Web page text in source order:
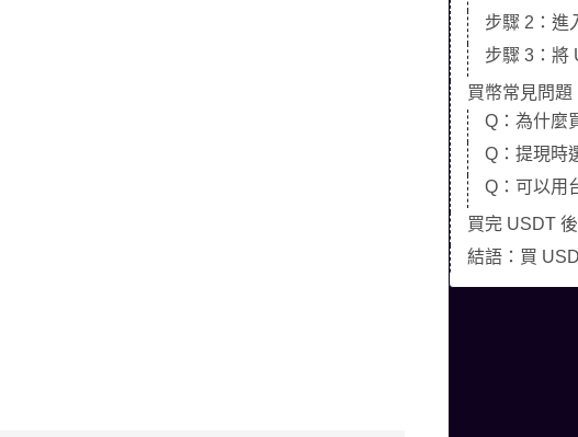
步驟 2：進入幣安「
步驟 3：將 USDT 轉帳至
買幣常見問題
Q：為什麼買了
Q：提現時
Q：可以用
買完 USDT
結語：買 USDT 一點